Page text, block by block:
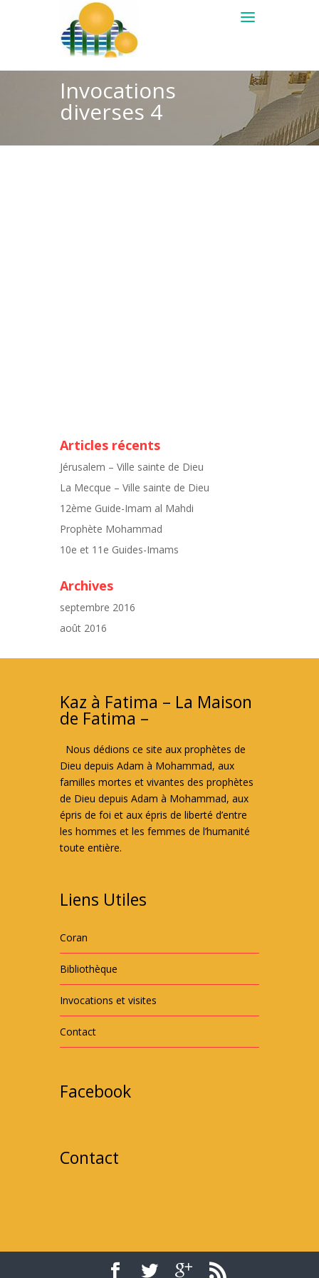
Invocations
diverses 4
Articles récents
Jérusalem – Ville sainte de Dieu
La Mecque – Ville sainte de Dieu
12ème Guide-Imam al Mahdi
Prophète Mohammad
10e et 11e Guides-Imams
Archives
septembre 2016
août 2016
Kaz à Fatima – La Maison
de Fatima –
Nous dédions ce site aux prophètes de
Dieu depuis Adam à Mohammad, aux
familles mortes et vivantes des prophètes
de Dieu depuis Adam à Mohammad, aux
épris de foi et aux épris de liberté d’entre
les hommes et les femmes de l’humanité
toute entière.
Liens Utiles
Coran
Bibliothèque
Invocations et visites
Contact
Facebook
Contact